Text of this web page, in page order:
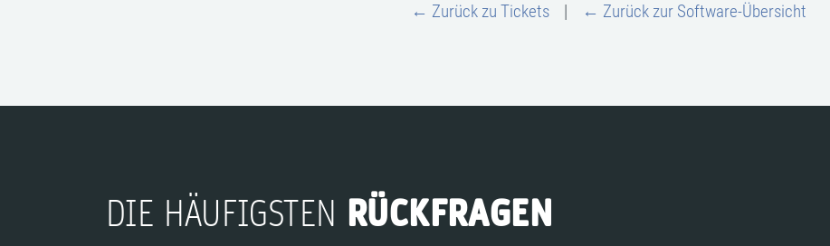
← Zurück zu Tickets | ← Zurück zur Software-Übersicht
DIE HÄUFIGSTEN RÜCKFRAGEN